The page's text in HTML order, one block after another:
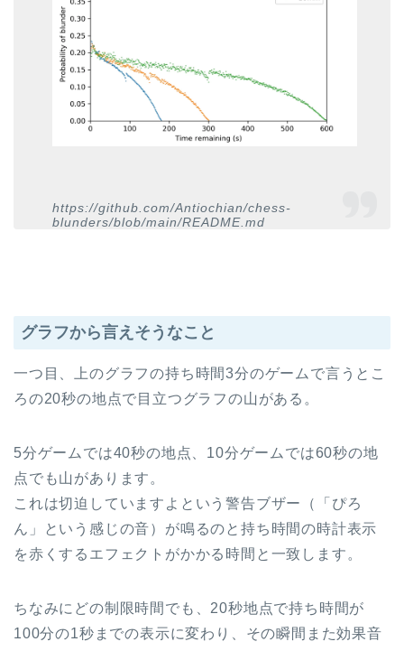
https://github.com/Antiochian/chess-
blunders/blob/main/README.md
グラフから言えそうなこと
一つ目、上のグラフの持ち時間3分のゲームで言うとこ
ろの20秒の地点で目立つグラフの山がある。
5分ゲームでは40秒の地点、10分ゲームでは60秒の地
点でも山があります。
これは切迫していますよという警告ブザー（「ぴろ
ん」という感じの音）が鳴るのと持ち時間の時計表示
を赤くするエフェクトがかかる時間と一致します。
ちなみにどの制限時間でも、20秒地点で持ち時間が
100分の1秒までの表示に変わり、その瞬間また効果音